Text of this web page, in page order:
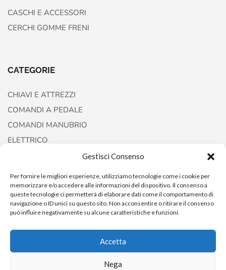
Gestisci Consenso
Per fornire le migliori esperienze, utilizziamo tecnologie come i cookie per
memorizzare e/o accedere alle informazioni del dispositivo. Il consenso a
queste tecnologie ci permetterà di elaborare dati come il comportamento di
navigazione o ID unici su questo sito. Non acconsentire o ritirare il consenso
può influire negativamente su alcune caratteristiche e funzioni.
Accetta
Nega
CASCHI E ACCESSORI
CERCHI GOMME FRENI
CATEGORIE
CHIAVI E ATTREZZI
COMANDI A PEDALE
COMANDI MANUBRIO
ELETTRICO
FORCELLE E AMMORTIZZATORI
Copyright © 2022AccessoriCustom